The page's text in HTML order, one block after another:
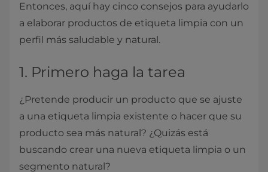
Entonces, aquí hay cinco consejos para ayudarlo
a elaborar productos de etiqueta limpia con un
perfil más saludable y natural.
1. Primero haga la tarea
¿Pretende producir un producto que se ajuste
a una etiqueta limpia existente o hacer que su
producto sea más natural? ¿Quizás está
buscando crear una nueva etiqueta limpia o un
segmento natural?